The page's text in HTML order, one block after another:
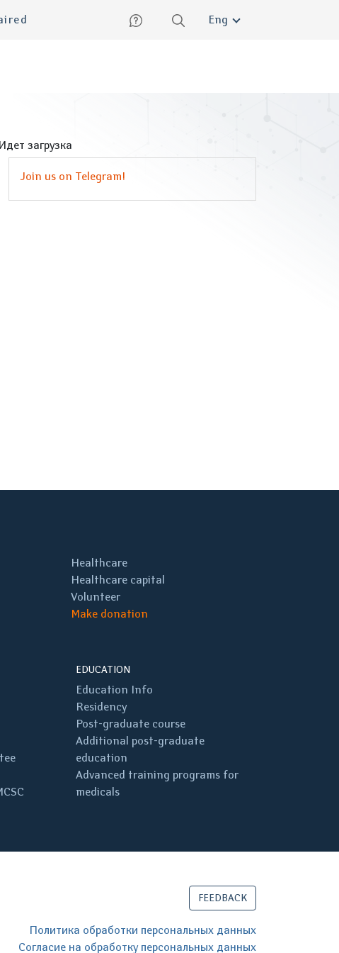
English
Идет загрузка
Join us on Telegram!
Healthcare
Healthcare capital
Volunteer
Make donation
EDUCATION
Education Info
Residency
Post-graduate course
Additional post-graduate
education
Advanced training programs for
medicals
FEEDBACK
Политика обработки персональных данных
Согласие на обработку персональных данных